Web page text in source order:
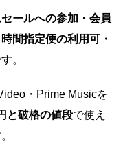
ールへの参加・会員
間指定便の利用可・
。
・Prime Musicを
と破格の値段で使え